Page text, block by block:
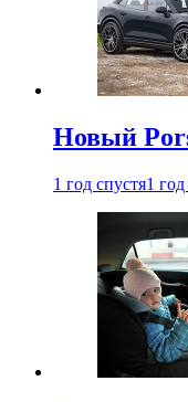
Новый
1 год спустя1